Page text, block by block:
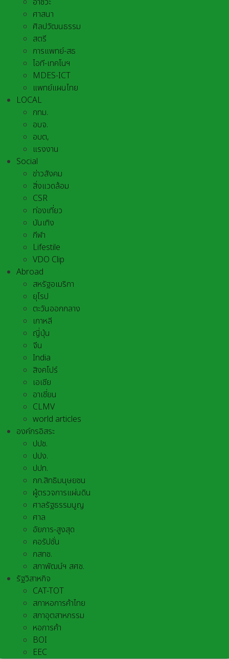
ศาสนา
ศิลปวัฒนธรรม
สตรี
การแพทย์-สธ
ไอที-เทคโนฯ
MDES-ICT
แพทย์แผนไทย
LOCAL
กทม.
อบจ.
อบต,
แรงงาน
Social
ข่าวสังคม
สิ่งแวดล้อม
CSR
ท่องเที่ยว
บันเทิง
กีฬา
Lifestile
VDO Clip
Abroad
สหรัฐอเมริกา
ยุโรป
ตะวันออกกลาง
เกาหลี
ญี่ปุ่น
จีน
India
สิงคโปร์
เอเชีย
อาเชี่ยน
CLMV
world articles
องค์กรอิสระ
ปปช.
ปปง.
ปปท.
กก.สิทธิมนุษยชน
ผู้ตรวจการแผ่นดิน
ศาลรัฐธรรมนูญ
ศาล
อัยการ-สูงสุด
คอรัปชั่น
กสทช.
สภาพัฒน์ฯ สศช.
รัฐวิสาหกิจ
CAT-TOT
สภาหอการค้าไทย
สภาอุตสาหกรรม
หอการค้า
BOI
EEC